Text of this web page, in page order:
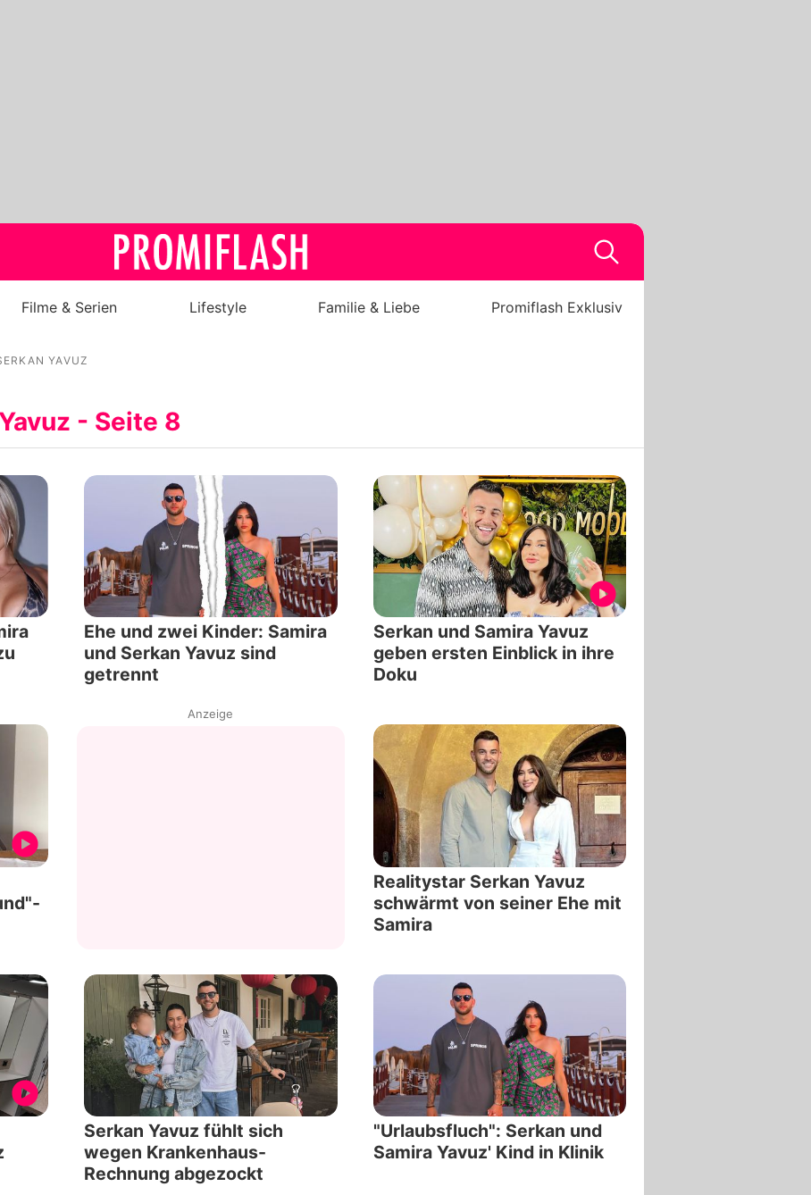
Filme & Serien
Familie & Liebe
Promiflash Exklusiv
Alle Themen auf Promiflash
Jobs
App runterladen
Team
Filme & Serien Lifestyle Familie & Liebe Promiflash Exklusiv
YAVUZ
- Seite 8
Ehe und zwei Kinder: Samira
und Serkan Yavuz sind
getrennt
Serkan und Samira Yavuz
geben ersten Einblick in ihre
Doku
Anzeige
Realitystar Serkan Yavuz
schwärmt von seiner Ehe mit
Samira
Serkan Yavuz fühlt sich
wegen Krankenhaus-
Rechnung abgezockt
"Urlaubsfluch": Serkan und
Samira Yavuz' Kind in Klinik